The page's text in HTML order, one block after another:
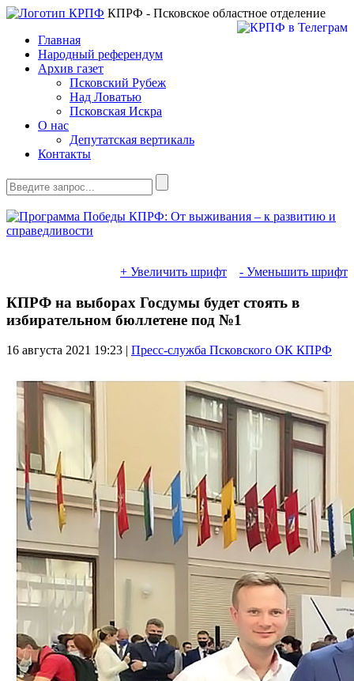
КПРФ - Псковское областное отделение
Главная
Народный референдум
Архив газет
Псковский Рубеж
Над Ловатью
Псковская Искра
О нас
Депутатская вертикаль
Контакты
+ Увеличить шрифт - Уменьшить шрифт
КПРФ на выборах Госдумы будет стоять в
избирательном бюллетене под №1
16 августа 2021 19:23 | Пресс-служба Псковского ОК КПРФ